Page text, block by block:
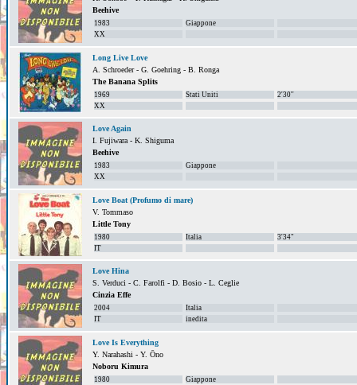
Beehive
1983
Giappone
XX
Long Live Love
A. Schroeder - G. Goehring - B. Ronga
The Banana Splits
1969 Stati Uniti
2'30''
XX
Love Again
I. Fujiwara - K. Shiguma
Beehive
1983
Giappone
XX
Love Boat (Profumo di mare)
V. Tommaso
Little Tony
1980 Italia
3'34"
IT
Love Hina
S. Verduci - C. Farolfi - D. Bosio - L. Ceglie
Cinzia Effe
2004
Italia
IT
inedita
Love Is Everything
Y. Narahashi - Y. Ōno
Noboru Kimura
1980
Giappone